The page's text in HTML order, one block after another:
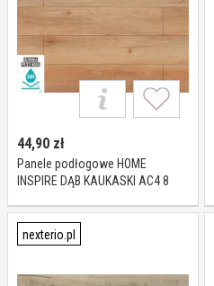
44,90 zł
Panele podłogowe HOME
INSPIRE DĄB KAUKASKI AC4 8
nexterio.pl